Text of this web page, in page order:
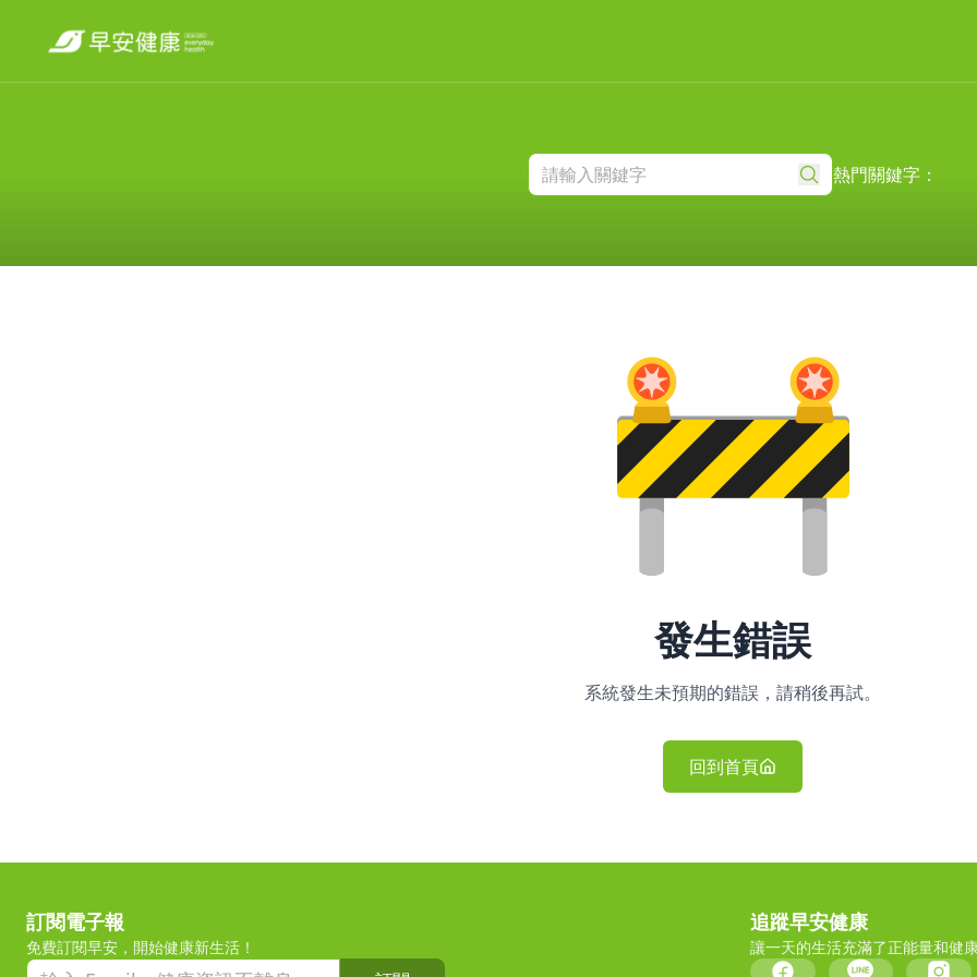
熱門關鍵字：
發生錯誤
系統發生未預期的錯誤，請稍後再試。
回到首頁
訂閱電子報
免費訂閱早安，開始健康新生活！
追蹤早安健康
讓一天的生活充滿了正能量和健